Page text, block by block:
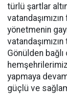
türlü şartlar
yönetmenin
Gönülden
yapmaya
güçlü ve